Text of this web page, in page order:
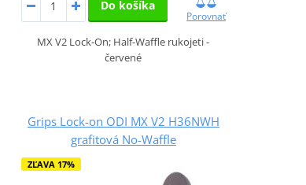
Do košíka
Porovnať
MX V2 Lock-On; Half-Waffle rukojeti -
červené
Grips Lock-on ODI MX V2 H36NWH
grafitová No-Waffle
ZĽAVA 17%